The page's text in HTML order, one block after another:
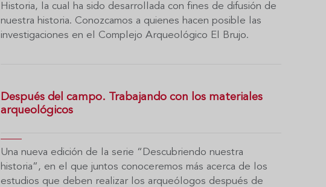
Historia, la cual ha sido desarrollada con fines de difusión de
nuestra historia. Conozcamos a quienes hacen posible las
investigaciones en el Complejo Arqueológico El Brujo.
Después del campo. Trabajando con los materiales
arqueológicos
Una nueva edición de la serie “Descubriendo nuestra
historia”, en el que juntos conoceremos más acerca de los
estudios que deben realizar los arqueólogos después de